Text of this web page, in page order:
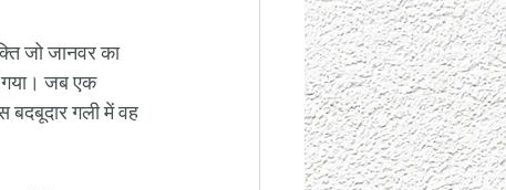
जो जानवर का
गया। जब एक
बदबूदार गली में वह